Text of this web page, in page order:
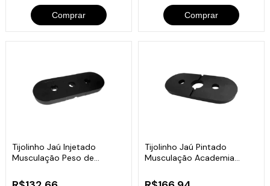
Comprar Comprar
Tijolinho Jaú Injetado
Musculação Peso de
Tijolinho Jaú Pintado
Musculação Academia